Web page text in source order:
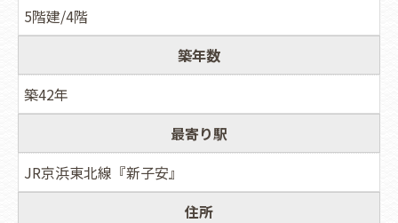
5階建/4階
築年数
築42年
最寄り駅
JR京浜東北線『新子安』
住所